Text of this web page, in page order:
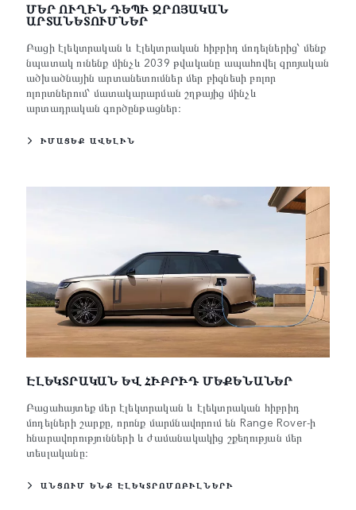
ՄԵՐ ՈՒՂԻՆ ԴԵՊԻ ԶՐՈՅԱԿԱՆ
ԱՐՏԱՆԵՏՈՒՄՆԵՐ
Բացի էլեկտրական և էլեկտրական հիբրիդ մոդելներից՝ մենք
նպատակ ունենք մինչև 2039 թվականը ապահովել զրոյական
ածխածնային արտանետումներ մեր բիզնեսի բոլոր
ոլորտներում՝ մատակարարման շղթայից մինչև
արտադրական գործընթացներ։
ԻՄԱՑԵՔ ԱՎԵԼԻՆ
ԷԼԵԿՏՐԱԿԱՆ ԵՎ ՀԻԲՐԻԴ ՄԵՔԵՆԱՆԵՐ
Բացահայտեք մեր էլեկտրական և էլեկտրական հիբրիդ
մոդելների շարքը, որոնք մարմնավորում են Range Rover-ի
հնարավորությունների և ժամանակակից շքեղության մեր
տեսլականը։
ԱՆՑՈՒՄ ԵՆՔ ԷԼԵԿՏՐՈՄՈԲԻԼՆԵՐԻ